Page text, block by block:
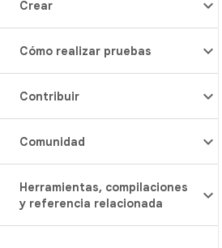
Crear
Cómo realizar pruebas
Contribuir
Comunidad
Herramientas, compilaciones
y referencia relacionada